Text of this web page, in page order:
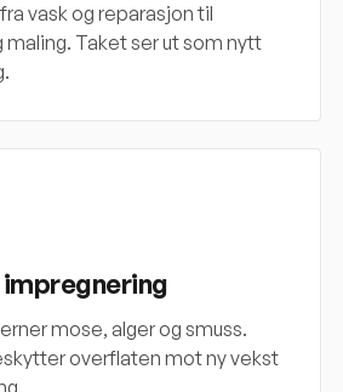
vask og reparasjon til
Taket ser ut som nytt
mose, alger og smuss.
overflaten mot ny vekst